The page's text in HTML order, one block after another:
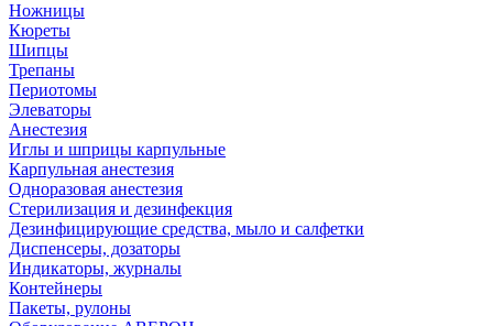
Ножницы
Кюреты
Шипцы
Трепаны
Периотомы
Элеваторы
Анестезия
Иглы и шприцы карпульные
Карпульная анестезия
Одноразовая анестезия
Стерилизация и дезинфекция
Дезинфицирующие средства, мыло и салфетки
Диспенсеры, дозаторы
Индикаторы, журналы
Контейнеры
Пакеты, рулоны